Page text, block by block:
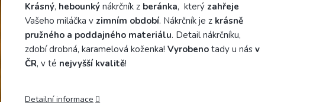
Krásný, hebounký nákrčník z beránka, který zahřeje
Vašeho miláčka v zimním období. Nákrčník je z krásně
pružného a poddajného materiálu. Detail nákrčníku,
zdobí drobná, karamelová koženka! Vyrobeno tady u nás v
ČR, v té nejvyšší kvalitě!
Detailní informace